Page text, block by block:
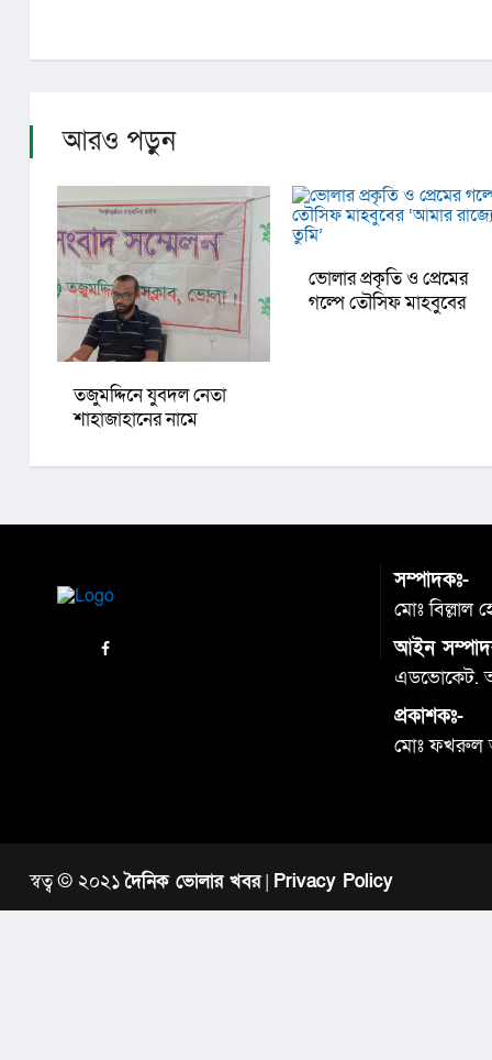
আরও পড়ুন
তজুমদ্দিনে যুবদল নেতা
শাহাজাহানের নামে
প্রতিবাদে সংবাদ সম্মেলন
ভোলার প্রকৃতি ও প্রেমের
গল্পে তৌসিফ মাহবুবের
সম্পাদকঃ-
মোঃ বিল্লাল
আইন
এডভোকেট.
প্রকাশকঃ-
মোঃ
স্বত্ব © ২০২১দৈনিক ভোলার খবর| Privacy Policy